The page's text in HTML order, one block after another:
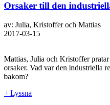
Orsaker till den
av: Julia, Kristoffer och Mattias
2017-03-15
Mattias, Julia och Kristoffer
orsaker. Vad var den industriella
bakom?
+ Lyssna